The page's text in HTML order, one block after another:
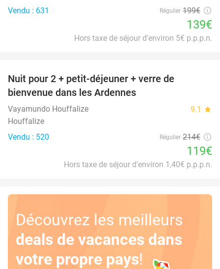
Vendu : 631
Régulier 199€
139€
Hors taxe de séjour d'environ 5€ p.p.p.n.
Nuit pour 2 + petit-déjeuner + verre de
bienvenue dans les Ardennes
Vayamundo Houffalize 9.1 star
Houffalize
Vendu : 520
Régulier 214€
119€
Hors taxe de séjour d'environ 1,40€ p.p.p.n.
Découvrez les meilleurs
deals de vacances dans
votre propre pays!